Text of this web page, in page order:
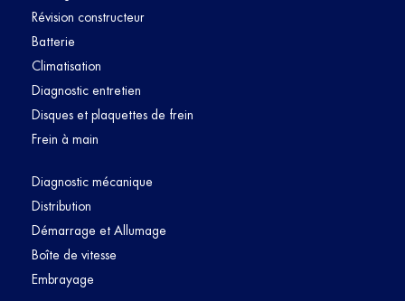
Révision constructeur
Batterie
Climatisation
Diagnostic entretien
Disques et plaquettes de frein
Frein à main
Diagnostic mécanique
Distribution
Démarrage et Allumage
Boîte de vitesse
Embrayage